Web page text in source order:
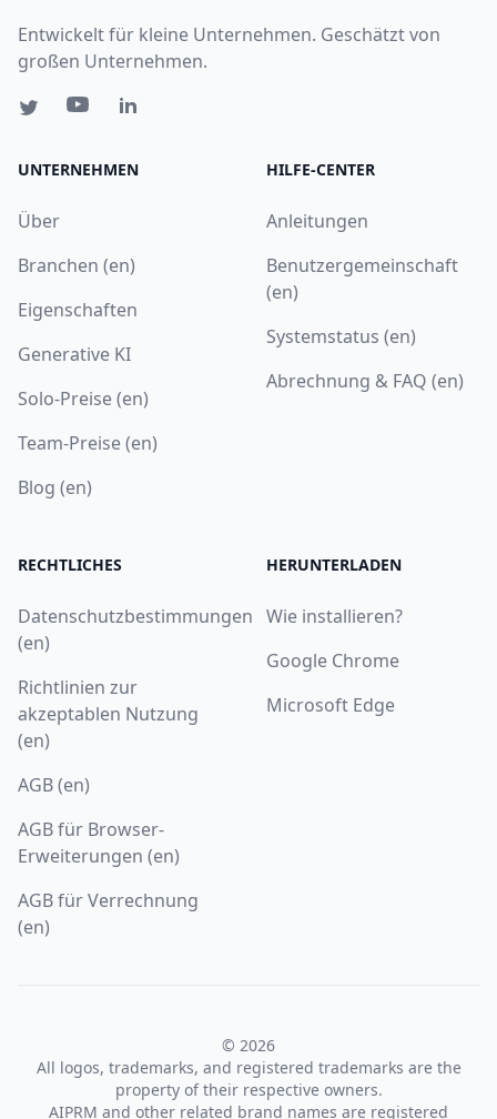
Entwickelt für kleine Unternehmen. Geschätzt von
großen Unternehmen.
UNTERNEHMEN
Über
Branchen (en)
Eigenschaften
Generative KI
Solo-Preise (en)
Team-Preise (en)
Blog (en)
HILFE-CENTER
Anleitungen
Benutzergemeinschaft
(en)
Systemstatus (en)
Abrechnung & FAQ (en)
RECHTLICHES
Datenschutzbestimmungen
(en)
Richtlinien zur
akzeptablen Nutzung
(en)
AGB (en)
AGB für Browser-
Erweiterungen (en)
AGB für Verrechnung
(en)
HERUNTERLADEN
Wie installieren?
Google Chrome
Microsoft Edge
© 2026
All logos, trademarks, and registered trademarks are the
property of their respective owners.
AIPRM and other related brand names are registered